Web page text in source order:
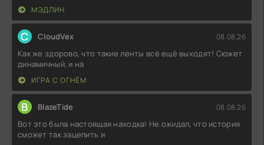
МЭДЛИН
C CloudVex 08.08.26
Как же здорово, что такие ленты всё ещё выходят! Сюжет
динамичный, и на
ИГРА С ОГНЁМ
B BlazeTide 08.08.26
Вот это была настоящая находка! Не ожидал, что история
сможет так зацепить и